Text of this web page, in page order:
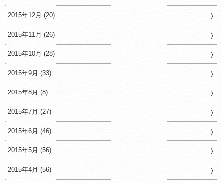
2015年12月 (20)
2015年11月 (26)
2015年10月 (28)
2015年9月 (33)
2015年8月 (8)
2015年7月 (27)
2015年6月 (46)
2015年5月 (56)
2015年4月 (56)